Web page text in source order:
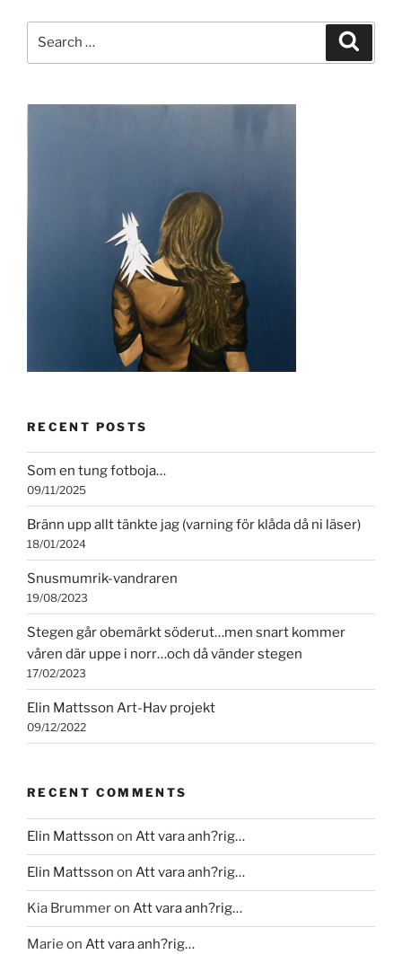
RECENT POSTS
Som en tung fotboja…
09/11/2025
Bränn upp allt tänkte jag (varning för klåda då ni läser)
18/01/2024
Snusmumrik-vandraren
19/08/2023
Stegen går obemärkt söderut…men snart kommer
våren där uppe i norr…och då vänder stegen
17/02/2023
Elin Mattsson Art-Hav projekt
09/12/2022
RECENT COMMENTS
Elin Mattsson on Att vara anh?rig…
Elin Mattsson on Att vara anh?rig…
Kia Brummeron Att vara anh?rig…
Marie on Att vara anh?rig…